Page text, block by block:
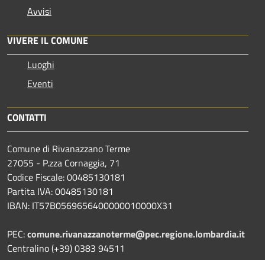
Avvisi
VIVERE IL COMUNE
Luoghi
Eventi
CONTATTI
Comune di Rivanazzano Terme
27055 - P.zza Cornaggia, 71
Codice Fiscale: 00485130181
Partita IVA: 00485130181
IBAN: IT57B0569656400000010000X31
PEC:comune.rivanazzanoterme@pec.regione.lombardia.it
Centralino (+39) 0383 94511